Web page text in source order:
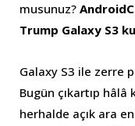
musunuz?
Trump Galaxy S3
Galaxy S3 ile zerre
Bugün çıkartıp
herhalde açık ara